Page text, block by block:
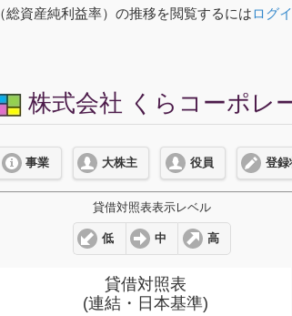
（総資産純利益率）の推移を閲覧するにはログ
株式会社 くらコーポレ
事業 大株主 役員 登録
貸借対照表表示レベル
低 中 高
貸借対照表
(連結・日本基準)